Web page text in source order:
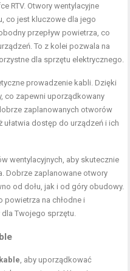
RTV. Otwory wentylacyjne
co jest kluczowe dla jego
przepływ powietrza, co
To z kolei pozwala na
dla sprzętu elektrycznego.
prowadzenie kabli. Dzięki
co zapewni uporządkowany
zaplanowanych otworów
ułatwia dostęp do urządzeń i ich
wentylacyjnych, aby skutecznie
Dobrze zaplanowane otwory
od dołu, jak i od góry obudowy.
powietrza na chłodne i
Twojego sprzętu.
, aby uporządkować